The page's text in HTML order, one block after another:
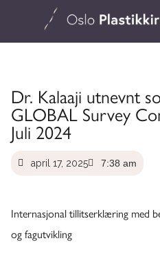
Dr. Kalaaji utnevnt
GLOBAL Survey
Juli 2024
april 17, 2025 7:38 am
​Internasjonal tillitserklæring med
og fagutvikling